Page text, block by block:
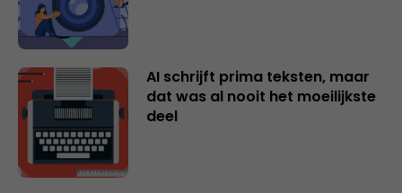
AI schrijft prima teksten, maar
dat was al nooit het moeilijkste
deel